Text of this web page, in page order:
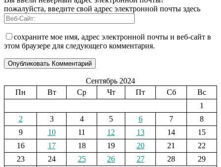
пожалуйста, введите свой адрес электронной почты здесь
сохраните мое имя, адрес электронной почты и веб-сайт в
этом браузере для следующего комментария.
Сентябрь 2024
Пн
Вт Ср Чт Пт Сб
Вс
1
2
3 4 5 6 7
8
9
10 11 12 13 14
15
16
17 18 19 20 21
22
23
24 25 26 27 28
29